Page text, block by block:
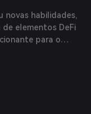
novas habilidades,
elementos DeFi
para o